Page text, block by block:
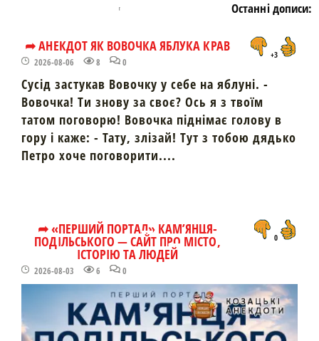
Останні дописи:
➦ АНЕКДОТ ЯК ВОВОЧКА ЯБЛУКА КРАВ
2026-08-06 8 0
+3
Сусід застукав Вовочку у себе на яблуні. -
Вовочка! Ти знову за своє? Ось я з твоїм
татом поговорю! Вовочка піднімає голову в
гору і каже: - Тату, злізай! Тут з тобою дядько
Петро хоче поговорити....
➦ «ПЕРШИЙ ПОРТАЛ» КАМ’ЯНЦЯ-
ПОДІЛЬСЬКОГО — САЙТ ПРО МІСТО,
ІСТОРІЮ ТА ЛЮДЕЙ
2026-08-03 6 0
0